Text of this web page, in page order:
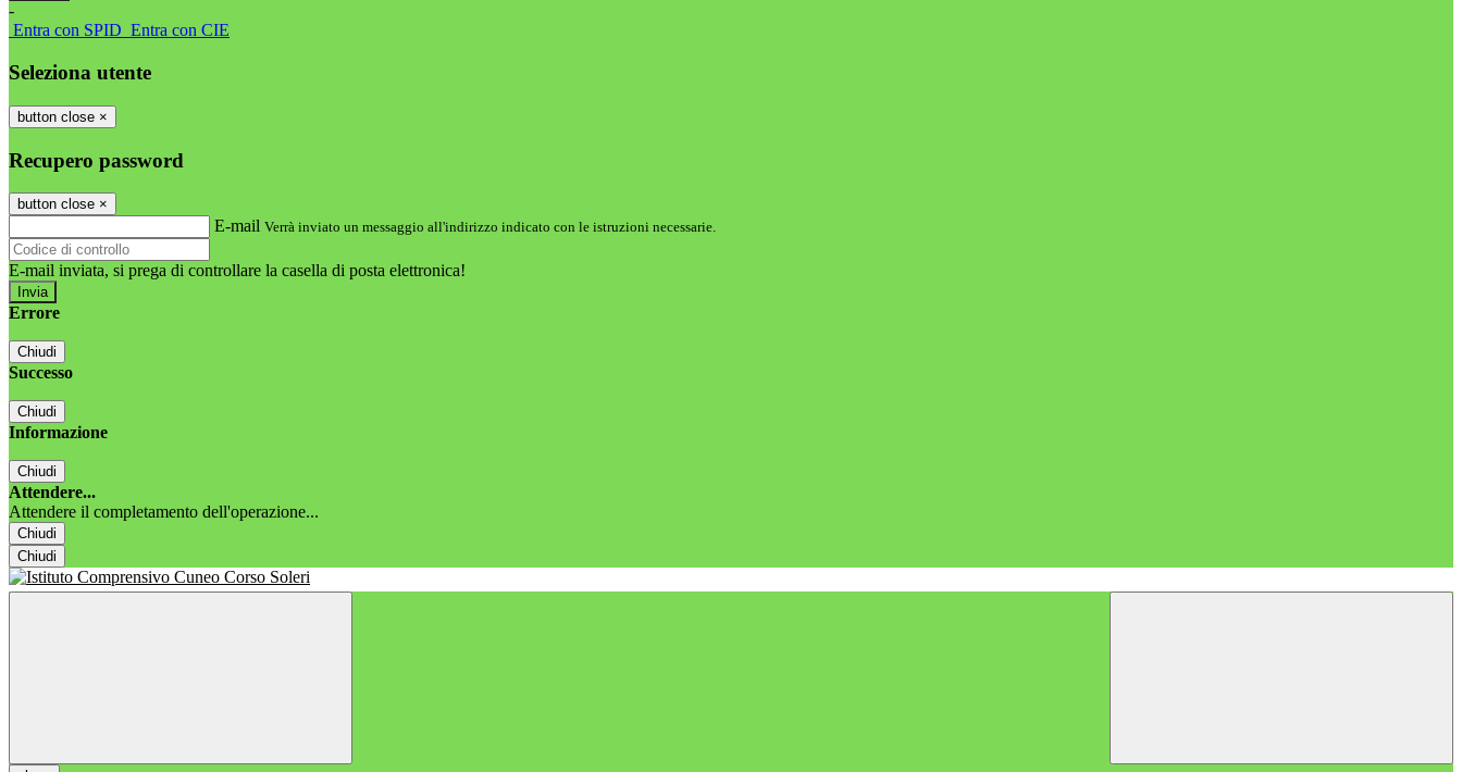
-
Entra con SPID Entra con CIE
Seleziona utente
button close ×
Recupero password
button close ×
E-mail Verrà inviato un messaggio all'indirizzo indicato con le istruzioni necessarie.
E-mail inviata, si prega di controllare la casella di posta elettronica!
Errore
Chiudi
Successo
Chiudi
Informazione
Chiudi
Attendere...
Attendere il completamento dell'operazione...
Chiudi
Chiudi